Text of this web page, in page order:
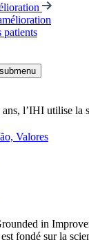
patients
l’IHI utilise la
Valores
fondé sur la